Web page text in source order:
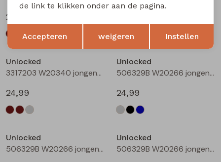
24,99
Unlocked
3317203 W20340 jongens lange broek Antra
24,99
Unlocked
506329B W20266 jongens lange broek Denim grey
24,99
Unlocked
506329B W20266 jongens lange broek Denim black
Unlocked
506329B W20266 jongens lange broek Denim darkwashed
Terug Opslaan
de link te klikken onder aan de pagina.
Accepteren weigeren Instellen